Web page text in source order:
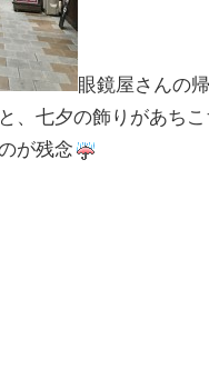
眼鏡屋さんの
、七夕の飾りがあち
が残念